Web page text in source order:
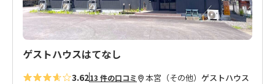
のお客様にもオススメのお宿です。
ゲストハウスはてなし
3.6213 件の口コミ 本宮（その他） ゲストハウス